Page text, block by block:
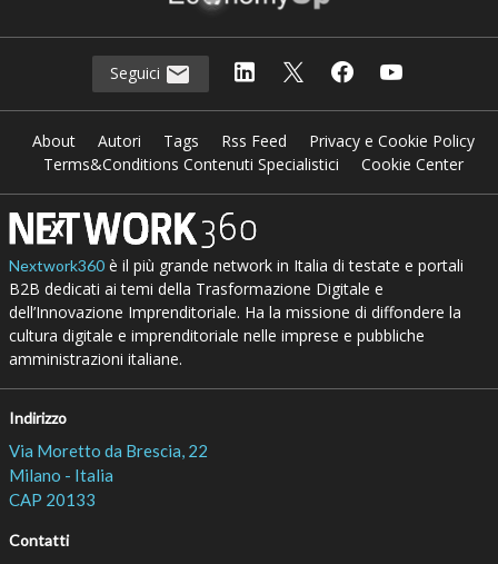
Seguici
About Autori Tags Rss Feed
Privacy e Cookie Policy
Terms&Conditions Contenuti Specialistici
Cookie Center
Nextwork360è il più grande network in Italia di testate e portali
B2B dedicati ai temi della Trasformazione Digitale e
dell’Innovazione Imprenditoriale. Ha la missione di diffondere la
cultura digitale e imprenditoriale nelle imprese e pubbliche
amministrazioni italiane.
Indirizzo
Via Moretto da Brescia, 22
Milano - Italia
CAP 20133
Contatti